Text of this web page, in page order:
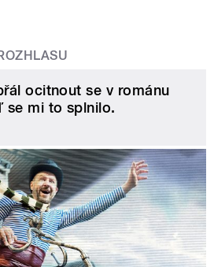
ocitnout se v románu
se mi to splnilo.